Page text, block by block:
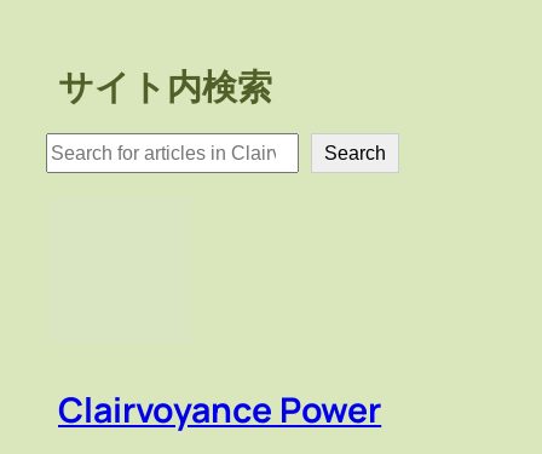
サイト内検索
検
索
Search
Clairvoyance Power